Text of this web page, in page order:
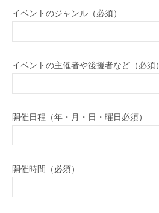
イベントのジャンル（必須）
イベントの主催者や後援者など（必須）
開催日程（年・月・日・曜日必須）
開催時間（必須）